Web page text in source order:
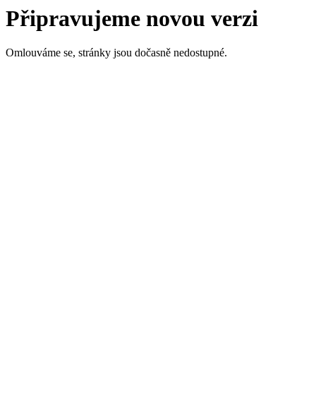
Připravujeme novou verzi
Omlouváme se, stránky jsou dočasně nedostupné.